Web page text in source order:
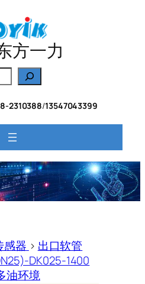
方一力
搜
索
2310388/13547043399
感器 > 出口软管
DK025-1400
油环境